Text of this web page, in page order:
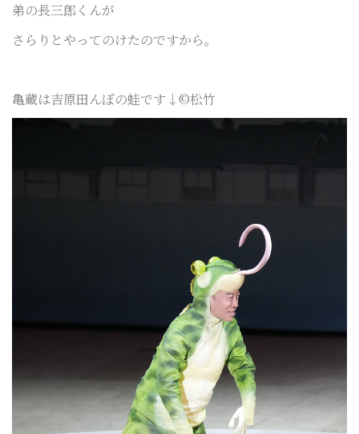
弟の長三郎くんが
さらりとやってのけたのですから。
亀蔵は吉原田んぼの蛙です↓©︎松竹